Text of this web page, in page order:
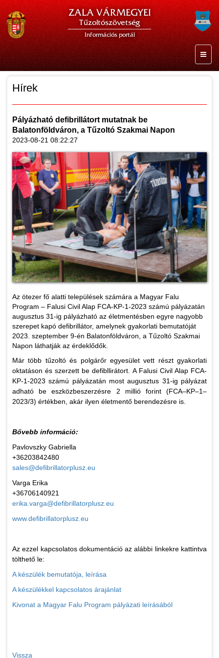
ZALA VÁRMEGYEI
Tűzoltószövetség
Információs portál
Hírek
Pályázható defibrillátort mutatnak be
Balatonföldváron, a Tűzoltó Szakmai Napon
2023-08-21 08:22:27
Az ötezer fő alatti települések számára a Magyar Falu
Program – Falusi Civil Alap FCA-KP-1-2023 számú pályázatán
augusztus 31-ig pályázható az életmentésben egyre nagyobb
szerepet kapó defibrillátor, amelynek gyakorlati bemutatóját
2023. szeptember 9-én Balatonföldváron, a Tűzoltó Szakmai
Napon láthatják az érdeklődők.
Már több tűzoltó és polgárőr egyesület vett részt gyakorlati
oktatáson és szerzett be defibllirátort. A Falusi Civil Alap FCA-
KP-1-2023 számú pályázatán most augusztus 31-ig pályázat
adható be eszközbeszerzésre 2 millió forint (FCA–KP–1–
2023/3) értékben, akár ilyen életmentő berendezésre is.
Bővebb információ:
Pavlovszky Gabriella
+36203842480
sales@defibrillatorplusz.eu
Varga Erika
+36706140921
erika.varga@defibrillatorplusz.eu
www.defibrillatorplusz.eu
Az ezzel kapcsolatos dokumentáció az alábbi linkekre kattintva
tölthető le:
A készülék bemutatója, leírása
A készülékkel kapcsolatos árajánlat
Kivonat a Magyar Falu Program pályázati leírásából
Vissza